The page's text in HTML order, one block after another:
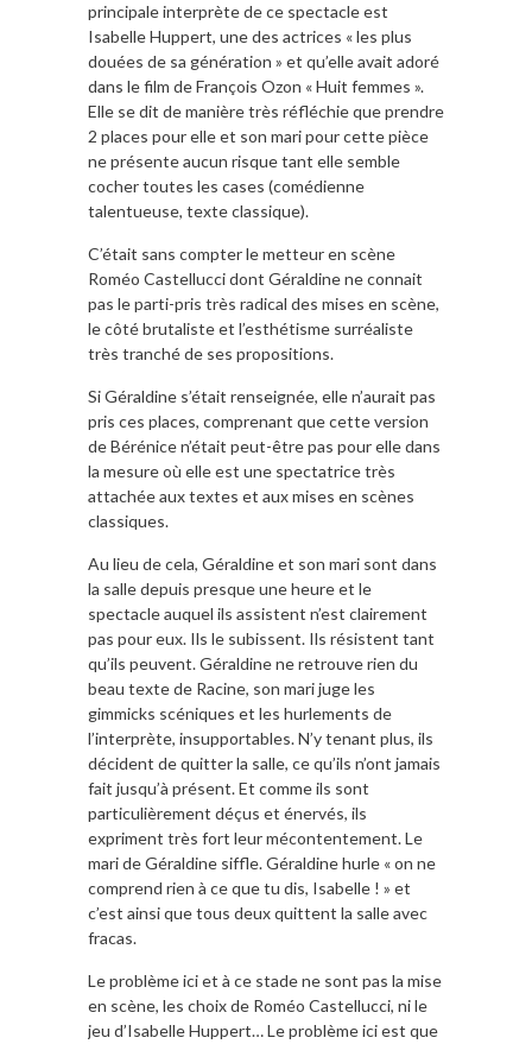
principale interprète de ce spectacle est
Isabelle Huppert, une des actrices « les plus
douées de sa génération » et qu’elle avait adoré
dans le film de François Ozon « Huit femmes ».
Elle se dit de manière très réfléchie que prendre
2 places pour elle et son mari pour cette pièce
ne présente aucun risque tant elle semble
cocher toutes les cases (comédienne
talentueuse, texte classique).
C’était sans compter le metteur en scène
Roméo Castellucci dont Géraldine ne connait
pas le parti-pris très radical des mises en scène,
le côté brutaliste et l’esthétisme surréaliste
très tranché de ses propositions.
Si Géraldine s’était renseignée, elle n’aurait pas
pris ces places, comprenant que cette version
de Bérénice n’était peut-être pas pour elle dans
la mesure où elle est une spectatrice très
attachée aux textes et aux mises en scènes
classiques.
Au lieu de cela, Géraldine et son mari sont dans
la salle depuis presque une heure et le
spectacle auquel ils assistent n’est clairement
pas pour eux. Ils le subissent. Ils résistent tant
qu’ils peuvent. Géraldine ne retrouve rien du
beau texte de Racine, son mari juge les
gimmicks scéniques et les hurlements de
l’interprète, insupportables. N’y tenant plus, ils
décident de quitter la salle, ce qu’ils n’ont jamais
fait jusqu’à présent. Et comme ils sont
particulièrement déçus et énervés, ils
expriment très fort leur mécontentement. Le
mari de Géraldine siffle. Géraldine hurle « on ne
comprend rien à ce que tu dis, Isabelle ! » et
c’est ainsi que tous deux quittent la salle avec
fracas.
Le problème ici et à ce stade ne sont pas la mise
en scène, les choix de Roméo Castellucci, ni le
jeu d’Isabelle Huppert… Le problème ici est que